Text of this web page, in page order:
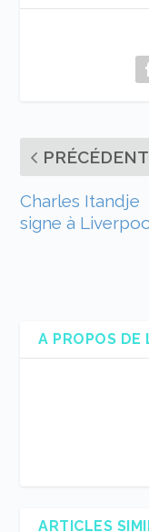
PRÉCÉDENT
Charles Itandje
signe à
A PROPOS DE
ARTICLES